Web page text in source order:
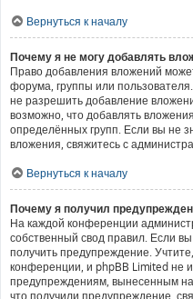
Вернуться к началу
Почему я не могу добавлять
Право добавления вложений
форума, группы или
не разрешить добавление
возможно, что добавлять
определённых групп. Если вы не
вложения, свяжитесь с
Вернуться к началу
Почему я получил
На каждой конференции
собственный свод правил. Если
получить предупреждение.
конференции, и phpBB Limited не
предупреждениям, вынесенным
что получили предупреждение,